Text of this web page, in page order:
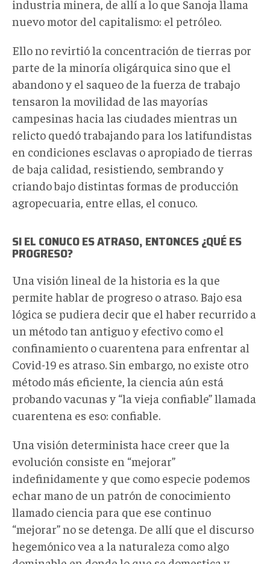
industria minera, de allí a lo que Sanoja llama
nuevo motor del capitalismo: el petróleo.
Ello no revirtió la concentración de tierras por
parte de la minoría oligárquica sino que el
abandono y el saqueo de la fuerza de trabajo
tensaron la movilidad de las mayorías
campesinas hacia las ciudades mientras un
relicto quedó trabajando para los latifundistas
en condiciones esclavas o apropiado de tierras
de baja calidad, resistiendo, sembrando y
criando bajo distintas formas de producción
agropecuaria, entre ellas, el conuco.
SI EL CONUCO ES ATRASO, ENTONCES ¿QUÉ ES
PROGRESO?
Una visión lineal de la historia es la que
permite hablar de progreso o atraso. Bajo esa
lógica se pudiera decir que el haber recurrido a
un método tan antiguo y efectivo como el
confinamiento o cuarentena para enfrentar al
Covid-19 es atraso. Sin embargo, no existe otro
método más eficiente, la ciencia aún está
probando vacunas y “la vieja confiable” llamada
cuarentena es eso: confiable.
Una visión determinista hace creer que la
evolución consiste en “mejorar”
indefinidamente y que como especie podemos
echar mano de un patrón de conocimiento
llamado ciencia para que ese continuo
“mejorar” no se detenga. De allí que el discurso
hegemónico vea a la naturaleza como algo